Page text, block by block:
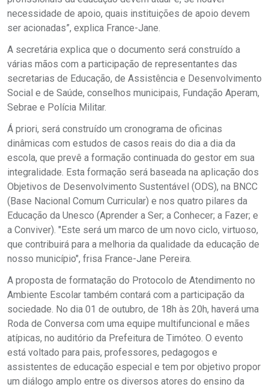
necessidade de apoio, quais instituições de apoio devem
ser acionadas”, explica France-Jane.
A secretária explica que o documento será construído a
várias mãos com a participação de representantes das
secretarias de Educação, de Assistência e Desenvolvimento
Social e de Saúde, conselhos municipais, Fundação Aperam,
Sebrae e Polícia Militar.
Á priori, será construído um cronograma de oficinas
dinâmicas com estudos de casos reais do dia a dia da
escola, que prevê a formação continuada do gestor em sua
integralidade. Esta formação será baseada na aplicação dos
Objetivos de Desenvolvimento Sustentável (ODS), na BNCC
(Base Nacional Comum Curricular) e nos quatro pilares da
Educação da Unesco (Aprender a Ser; a Conhecer; a Fazer; e
a Conviver). "Este será um marco de um novo ciclo, virtuoso,
que contribuirá para a melhoria da qualidade da educação de
nosso município", frisa France-Jane Pereira.
A proposta de formatação do Protocolo de Atendimento no
Ambiente Escolar também contará com a participação da
sociedade. No dia 01 de outubro, de 18h às 20h, haverá uma
Roda de Conversa com uma equipe multifuncional e mães
atípicas, no auditório da Prefeitura de Timóteo. O evento
está voltado para pais, professores, pedagogos e
assistentes de educação especial e tem por objetivo propor
um diálogo amplo entre os diversos atores do ensino da